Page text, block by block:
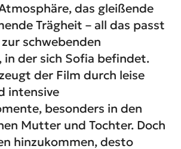
das gleißende
Trägheit – all das passt
schwebenden
in der sich Sofia befindet.
der Film durch leise
intensive
besonders in den
Mutter und Tochter. Doch
hinzukommen, desto